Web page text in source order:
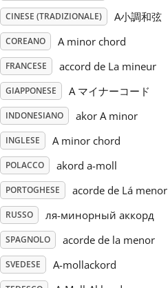
Русский
Svenska
Tiếng Việt
Türkçe
Українська
繁體中文
CINESE (TRADIZIONALE) A小調和弦
COREANO A minor chord
FRANCESE accord de La mineur
GIAPPONESE A マイナーコード
INDONESIANO akor A minor
INGLESE A minor chord
POLACCO akord a-moll
PORTOGHESE acorde de Lá menor
RUSSO ля-минорный аккорд
SPAGNOLO acorde de la menor
SVEDESE A-mollackord